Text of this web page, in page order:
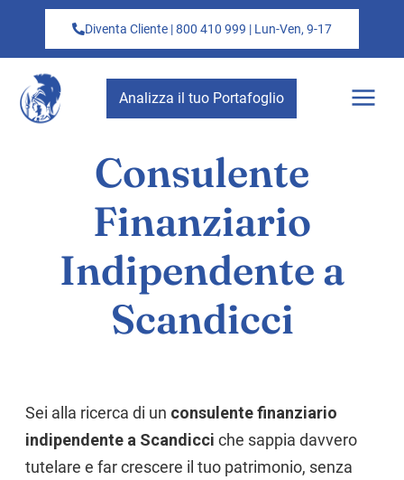
Diventa Cliente | 800 410 999 | Lun-Ven, 9-17
Analizza il tuo Portafoglio
Consulente
Finanziario
Indipendente a
Scandicci
Sei alla ricerca di un consulente finanziario
indipendente a Scandicci che sappia davvero
tutelare e far crescere il tuo patrimonio, senza